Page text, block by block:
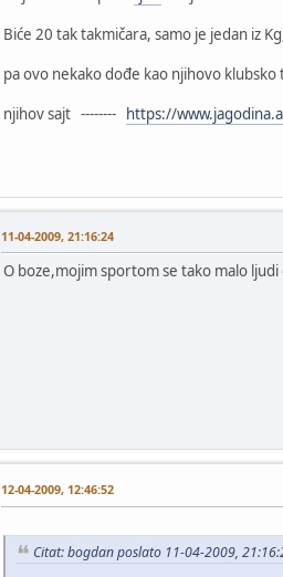
Biće 20 tak takmičara, samo je jedan iz
pa ovo nekako dođe kao njihovo klubsko
njihov sajt -------- https://
11-04-2009, 21:16:24
O boze,mojim sportom se tako malo
12-04-2009, 12:46:52
Citat: bogdan poslato 11-04-2009,